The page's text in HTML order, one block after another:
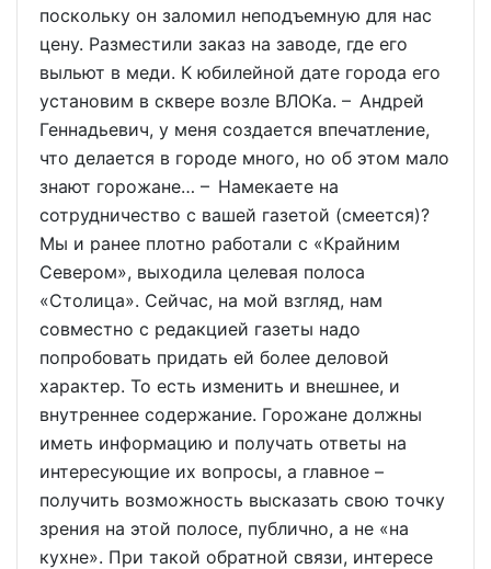
поскольку он заломил неподъемную для нас
цену. Разместили заказ на заводе, где его
выльют в меди. К юбилейной дате города его
установим в сквере возле ВЛОКа. – Андрей
Геннадьевич, у меня создается впечатление,
что делается в городе много, но об этом мало
знают горожане… – Намекаете на
сотрудничество с вашей газетой (смеется)?
Мы и ранее плотно работали с «Крайним
Севером», выходила целевая полоса
«Столица». Сейчас, на мой взгляд, нам
совместно с редакцией газеты надо
попробовать придать ей более деловой
характер. То есть изменить и внешнее, и
внутреннее содержание. Горожане должны
иметь информацию и получать ответы на
интересующие их вопросы, а главное –
получить возможность высказать свою точку
зрения на этой полосе, публично, а не «на
кухне». При такой обратной связи, интересе